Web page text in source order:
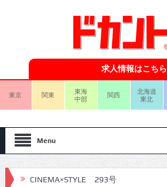
求人情報はこちら
東京 関東
東海
中部
関西
北海道
東北
Menu
CINEMA×STYLE 293号